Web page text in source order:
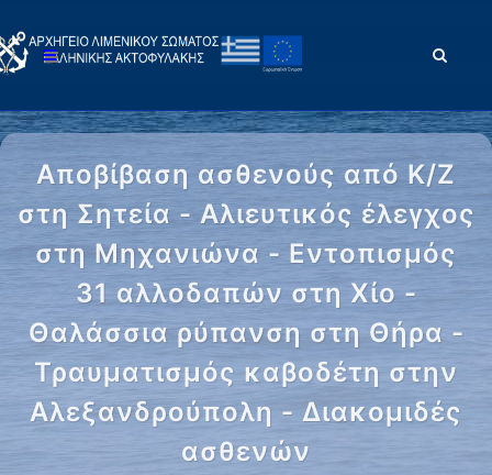
Αποβίβαση ασθενούς από Κ/Ζ
στη Σητεία - Αλιευτικός έλεγχος
στη Μηχανιώνα - Εντοπισμός
31 αλλοδαπών στη Χίο -
Θαλάσσια ρύπανση στη Θήρα -
Τραυματισμός καβοδέτη στην
Αλεξανδρούπολη - Διακομιδές
ασθενών